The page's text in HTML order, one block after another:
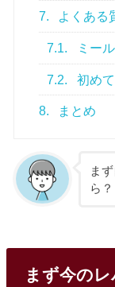
7. よくある
7.1. ミー
7.2. 初め
8. まとめ
ま
ら？
まず今の